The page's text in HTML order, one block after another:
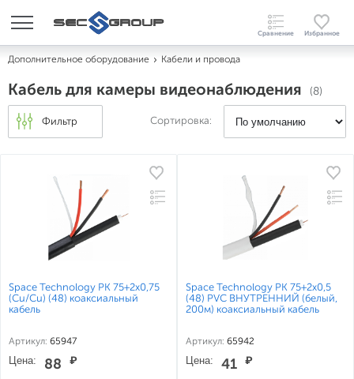
Дополнительное оборудование Кабели и провода
Кабель для камеры видеонаблюдения (8)
Фильтр Сортировка:
Space Technology РК 75+2х0,75
(Cu/Cu) (48) коаксиальный
кабель
Артикул: 65947
Цена: 88 ₽
Space Technology РК 75+2х0,5
(48) PVC ВНУТРЕННИЙ (белый,
200м) коаксиальный кабель
Артикул: 65942
Цена: 41 ₽